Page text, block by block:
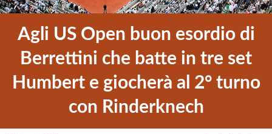
Agli US Open buon esordio di
Berrettini che batte in tre set
Humbert e giocherà al 2° turno
con Rinderknech